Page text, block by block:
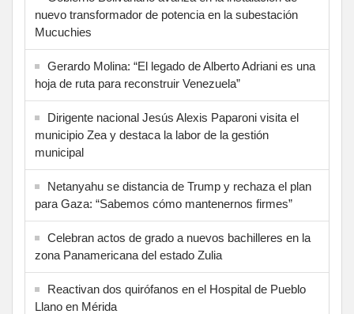
nuevo transformador de potencia en la subestación
Mucuchies
Gerardo Molina: “El legado de Alberto Adriani es una
hoja de ruta para reconstruir Venezuela”
Dirigente nacional Jesús Alexis Paparoni visita el
municipio Zea y destaca la labor de la gestión
municipal
Netanyahu se distancia de Trump y rechaza el plan
para Gaza: “Sabemos cómo mantenernos firmes”
Celebran actos de grado a nuevos bachilleres en la
zona Panamericana del estado Zulia
Reactivan dos quirófanos en el Hospital de Pueblo
Llano en Mérida